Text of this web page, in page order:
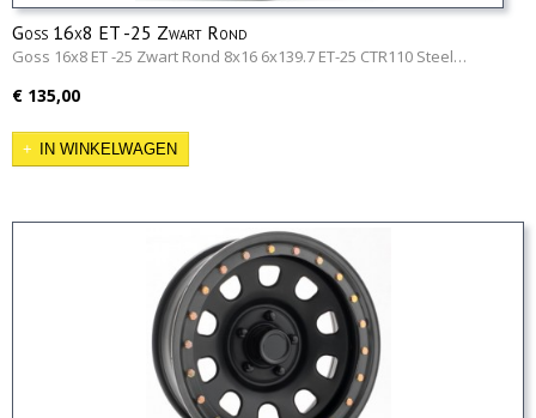
Goss 16x8 ET -25 Zwart Rond
Goss 16x8 ET -25 Zwart Rond 8x16 6x139.7 ET-25 CTR110 Steel…
€ 135,00
IN WINKELWAGEN